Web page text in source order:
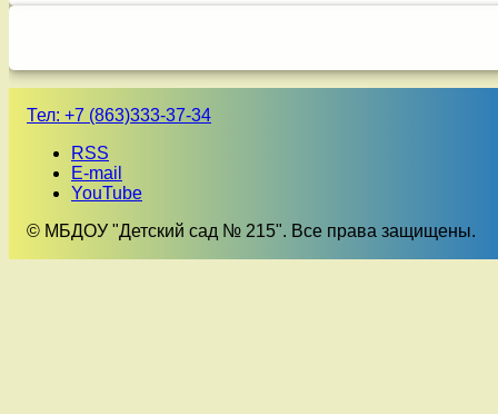
Тел: +7 (863)333-37-34
RSS
E-mail
YouTube
© МБДОУ "Детский сад № 215". Все права защищены.